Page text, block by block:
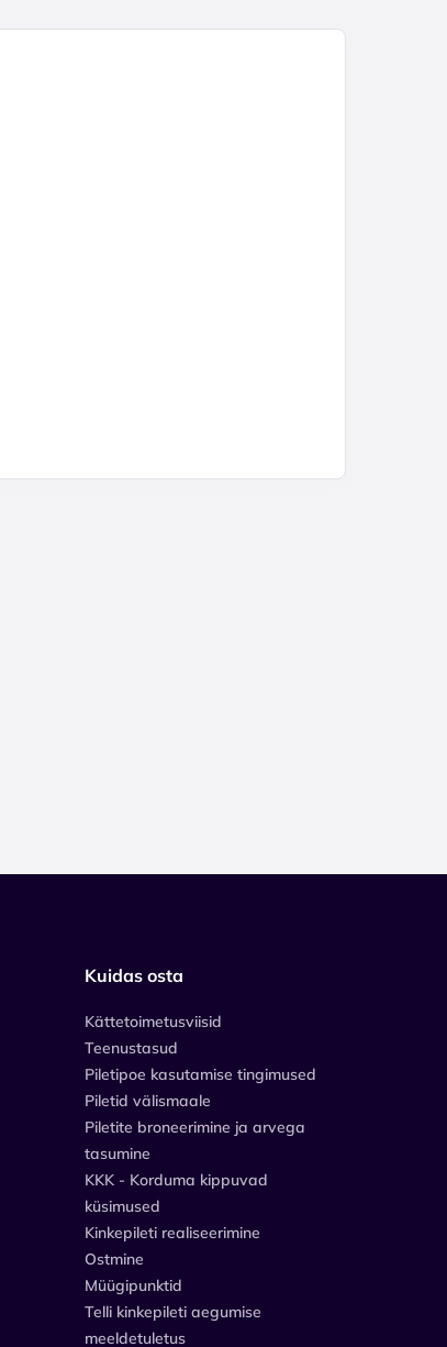
Kuidas osta
Kättetoimetusviisid
Teenustasud
Piletipoe kasutamise tingimused
Piletid välismaale
Piletite broneerimine ja arvega
tasumine
KKK - Korduma kippuvad
küsimused
Kinkepileti realiseerimine
Ostmine
Müügipunktid
Telli kinkepileti aegumise
meeldetuletus